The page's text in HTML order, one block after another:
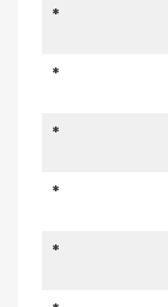
*
*
*
*
*